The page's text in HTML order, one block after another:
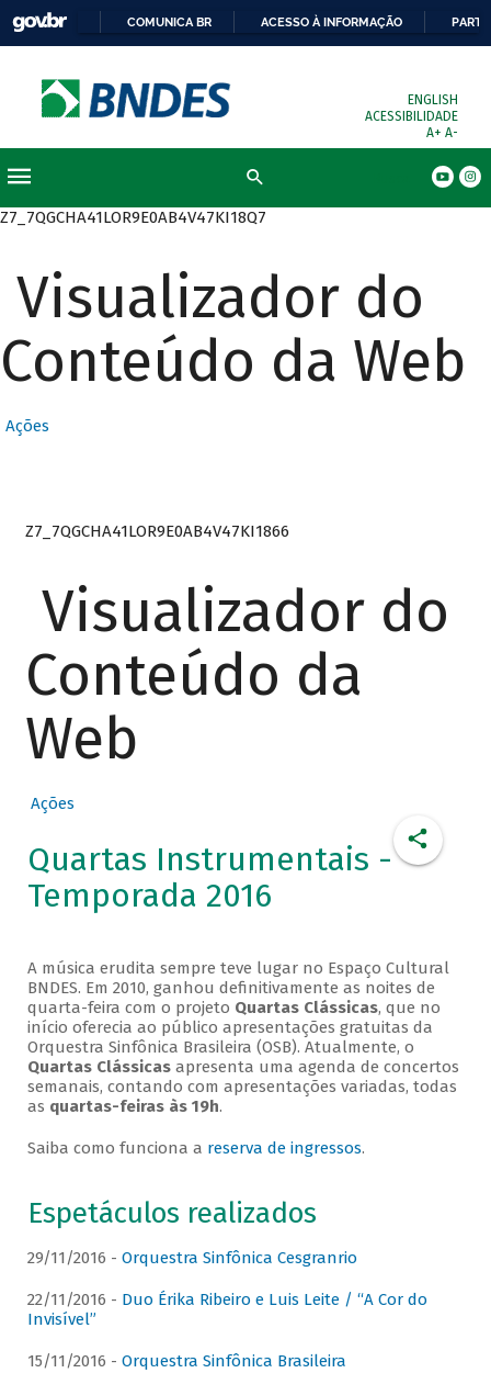
COMUNICA BR ACESSO À INFORMAÇÃO
ENGLISH
ACESSIBILIDADE
A+ A-
Z7_7QGCHA41LOR9E0AB4V47KI18Q7
Visualizador do
Conteúdo da Web
Ações
Z7_7QGCHA41LOR9E0AB4V47KI1866
Visualizador do
Conteúdo da
Web
Ações
Quartas Instrumentais -
Temporada 2016
A música erudita sempre teve lugar no Espaço Cultural
BNDES. Em 2010, ganhou definitivamente as noites de
quarta-feira com o projeto Quartas Clássicas, que no
início oferecia ao público apresentações gratuitas da
Orquestra Sinfônica Brasileira (OSB). Atualmente, o
Quartas Clássicasapresenta uma agenda de concertos
semanais, contando com apresentações variadas, todas
as quartas-feiras às 19h.
Saiba como funciona a reserva de ingressos.
Espetáculos realizados
29/11/2016 - Orquestra Sinfônica Cesgranrio
22/11/2016 - Duo Érika Ribeiro e Luis Leite / “A Cor do
Invisível”
15/11/2016 - Orquestra Sinfônica Brasileira